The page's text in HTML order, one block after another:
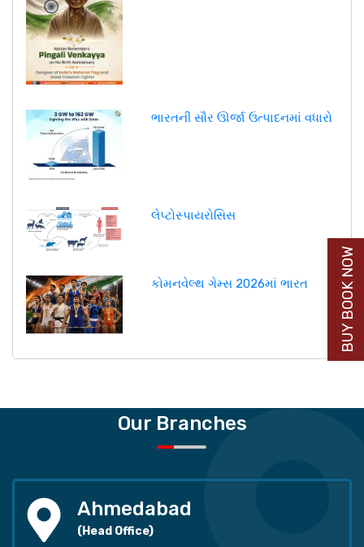
ભારતની સૌર ઊર્જા ઉત્પાદનમાં વધારો
લેપ્ટોસ્પાયરોસિસ
કોમનવેલ્થ ગેમ્સ 2026માં ભારત
Our Branches
Ahmedabad
(Head Office)
BUY BOOK NOW